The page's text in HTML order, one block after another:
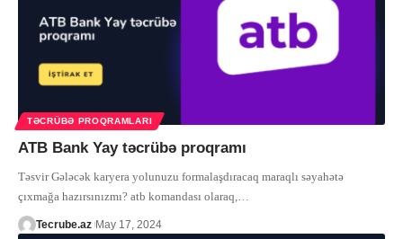
TƏCRÜBƏ PROQRAMLARI
ATB Bank Yay təcrübə proqramı
Təsvir Gələcək karyera yolunuzu formalaşdıracaq maraqlı səyahətə
çıxmağa hazırsınızmı? atb komandası olaraq,…
Tecrube.az May 17, 2024